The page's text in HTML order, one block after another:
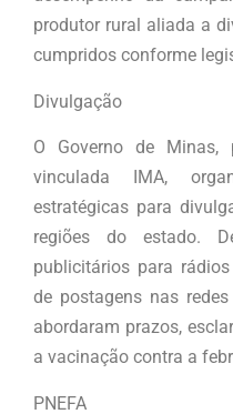
produtor rural aliada a
cumpridos conforme
Divulgação
O Governo de
vinculada IMA,
estratégicas para
regiões do estado.
publicitários para
de postagens nas
abordaram prazos,
a vacinação contra a
PNEFA